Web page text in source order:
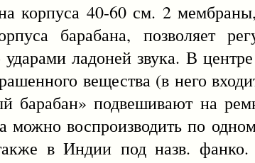
40-60 см. 2
барабана, позволяет
ладоней звука. В
вещества (в него
барабан» подвешивают на
можно воспроизводить по
в Индии под назв.